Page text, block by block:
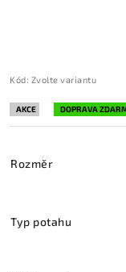
Kód: Zvolte variantu
AKCE DOPRAVA
Rozměr
Typ potahu